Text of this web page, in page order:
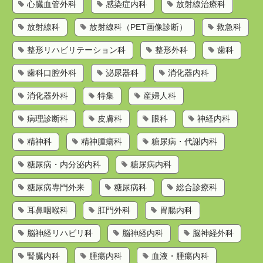
心臓血管外科 感染症内科 放射線治療科
放射線科 放射線科（PET画像診断） 救急科
整形リハビリテーション科 整形外科 歯科
歯科口腔外科 泌尿器科 消化器内科
消化器外科 特集 産婦人科
病理診断科 皮膚科 眼科 神経内科
精神科 精神腫瘍科 糖尿病・代謝内科
糖尿病・内分泌内科 糖尿病内科
糖尿病専門外来 糖尿病科 総合診療科
耳鼻咽喉科 肛門外科 胃腸内科
脳神経リハビリ科 脳神経内科 脳神経外科
腎臓内科 腫瘍内科 血液・腫瘍内科